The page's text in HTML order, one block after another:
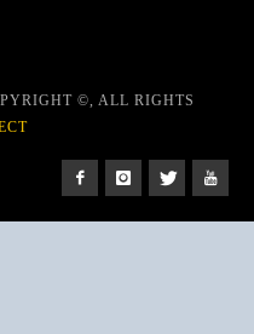
©, ALL RIGHTS